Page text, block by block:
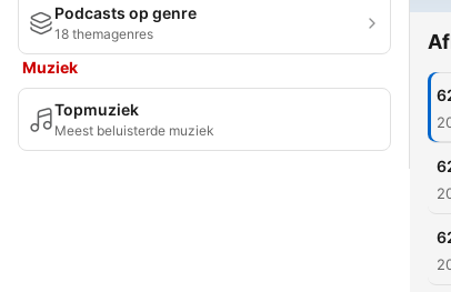
Podcasts op genre
18 themagenres
Muziek
Topmuziek
Meest beluisterde muziek